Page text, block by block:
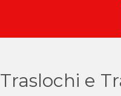
Traslochi e